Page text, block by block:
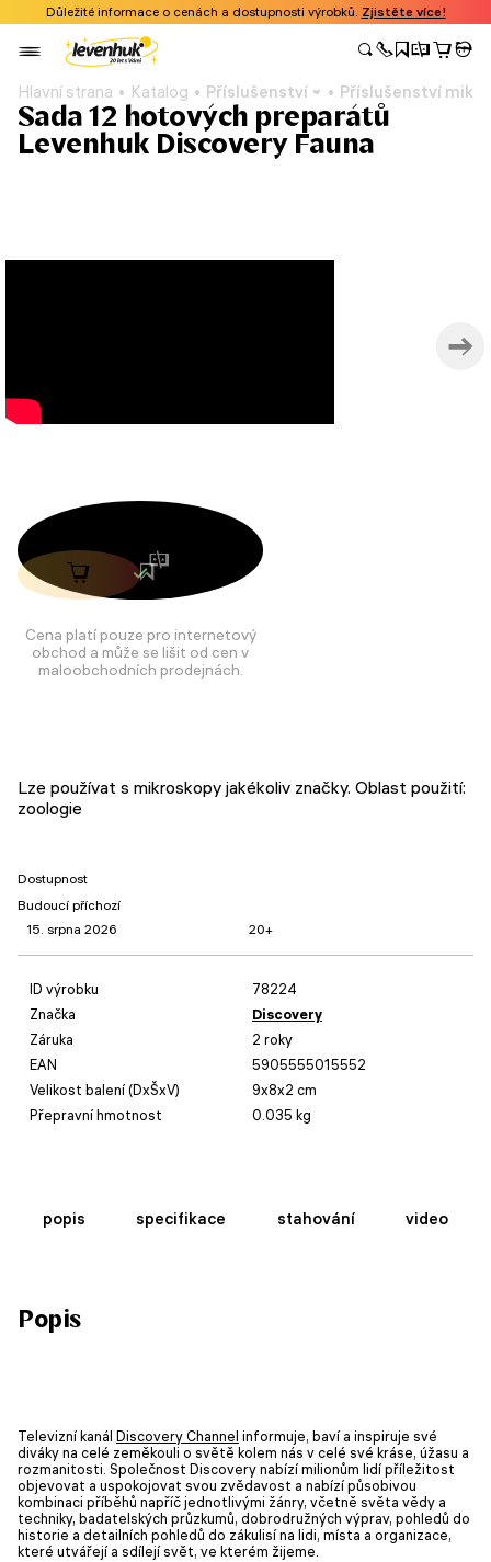
Důležité informace o cenách a dostupnosti výrobků. Zjistěte více!
Hlavní strana Katalog Příslušenství Příslušenství
Sada 12 hotových preparátů
Levenhuk Discovery Fauna
Cena platí pouze pro internetový
obchod a může se lišit od cen v
maloobchodních prodejnách.
Lze používat s mikroskopy jakékoliv značky. Oblast použití:
zoologie
Dostupnost
Budoucí příchozí
15. srpna 2026
20+
ID výrobku
78224
Značka
Discovery
Záruka
2 roky
EAN
5905555015552
Velikost balení (DxŠxV)
9x8x2 cm
Přepravní hmotnost
0.035 kg
popis specifikace stahování video
Popis
Televizní kanál Discovery Channel informuje, baví a inspiruje své
diváky na celé zeměkouli o světě kolem nás v celé své kráse, úžasu a
rozmanitosti. Společnost Discovery nabízí milionům lidí příležitost
objevovat a uspokojovat svou zvědavost a nabízí působivou
kombinaci příběhů napříč jednotlivými žánry, včetně světa vědy a
techniky, badatelských průzkumů, dobrodružných výprav, pohledů do
historie a detailních pohledů do zákulisí na lidi, místa a organizace,
které utvářejí a sdílejí svět, ve kterém žijeme.